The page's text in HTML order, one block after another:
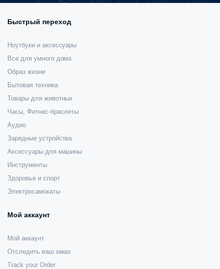
Быстрый переход
Ноутбуки и аксессуары
Все для умного дома
Образ жизни
Бытовая техника
Товары для животных
Часы, Фитнес-браслеты
Аудио
Зарядные устройства
Аксессуары для машины
Инструменты
Здоровье и спорт
Электросамокаты
Мой аккаунт
Мой аккаунт
Отследить ваш заказ
Track your Order